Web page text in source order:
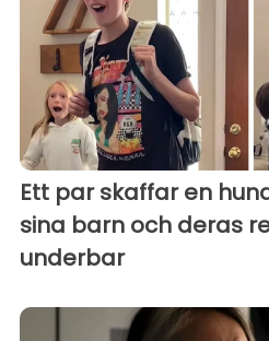
Ett par skaffar en
sina barn och deras
underbar